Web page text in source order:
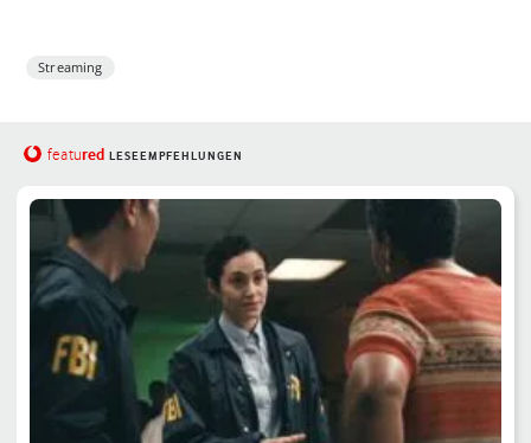
Streaming
featured LESEEMPFEHLUNGEN